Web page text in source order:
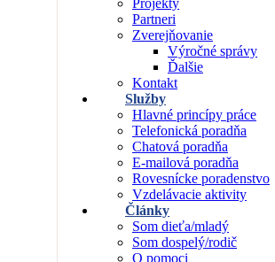
Projekty
Partneri
Zverejňovanie
Výročné správy
Ďalšie
Kontakt
Služby
Hlavné princípy práce
Telefonická poradňa
Chatová poradňa
E-mailová poradňa
Rovesnícke poradenstvo
Vzdelávacie aktivity
Články
Som dieťa/mladý
Som dospelý/rodič
O pomoci